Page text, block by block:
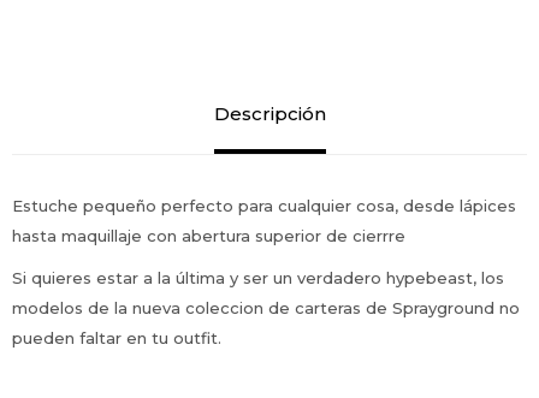
Descripción
Estuche pequeño perfecto para cualquier cosa, desde lápices
hasta maquillaje con abertura superior de cierrre
Si quieres estar a la última y ser un verdadero hypebeast, los
modelos de la nueva coleccion de carteras de Sprayground no
pueden faltar en tu outfit.